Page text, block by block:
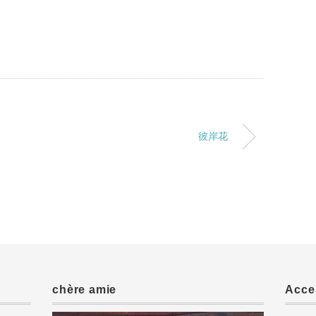
彼岸花
chère amie